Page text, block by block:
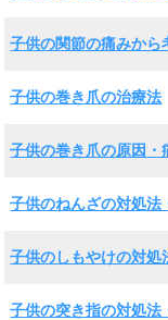
子供の関節の痛みから
子供の巻き爪の治療法
子供の巻き爪の原因・
子供のねんざの対処法
子供のしもやけの対処
子供の突き指の対処法